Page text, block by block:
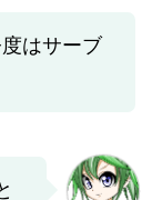
はサーブ